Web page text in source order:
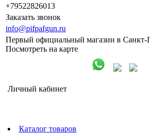
+79522826013
Заказать звонок
info@pifpafgun.ru
Первый официальный магазин в Санкт-
Посмотреть на карте
Личный кабинет
Каталог товаров